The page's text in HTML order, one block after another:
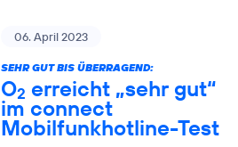
06. April 2023
SEHR GUT BIS ÜBERRAGEND:
O2 erreicht „sehr gut“
im connect
Mobilfunkhotline-Test